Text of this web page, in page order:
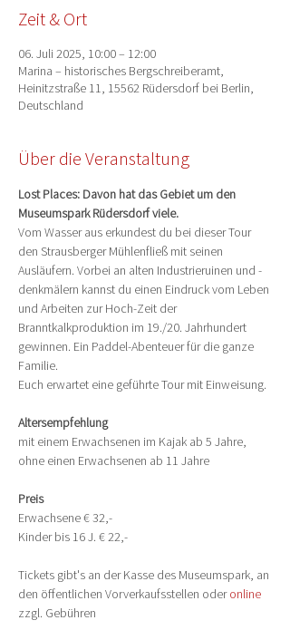
Zeit & Ort
06. Juli 2025, 10:00 – 12:00
Marina – historisches Bergschreiberamt,
Heinitzstraße 11, 15562 Rüdersdorf bei Berlin,
Deutschland
Über die Veranstaltung
Lost Places: Davon hat das Gebiet um den
Museumspark Rüdersdorf viele.
Vom Wasser aus erkundest du bei dieser Tour
den Strausberger Mühlenfließ mit seinen
Ausläufern. Vorbei an alten Industrieruinen und -
denkmälern kannst du einen Eindruck vom Leben
und Arbeiten zur Hoch-Zeit der
Branntkalkproduktion im 19./20. Jahrhundert
gewinnen. Ein Paddel-Abenteuer für die ganze
Familie.
Euch erwartet eine geführte Tour mit Einweisung.
Altersempfehlung
mit einem Erwachsenen im Kajak ab 5 Jahre,
ohne einen Erwachsenen ab 11 Jahre
Preis
Erwachsene € 32,-
Kinder bis 16 J. € 22,-
Tickets gibt's an der Kasse des Museumspark, an
den öffentlichen Vorverkaufsstellen oder online
zzgl. Gebühren